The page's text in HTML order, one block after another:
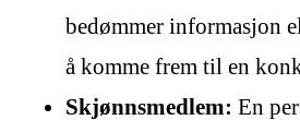
bedømmer informasjon
å komme frem til en
Skjønnsmedlem: En